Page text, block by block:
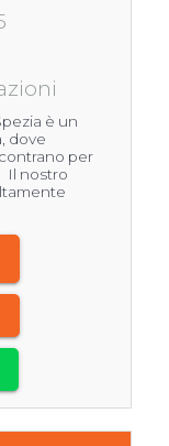
è un
dove
per
Il nostro